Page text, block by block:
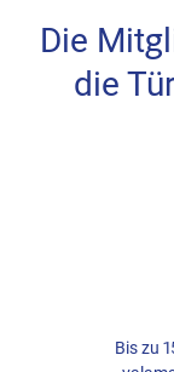
Die
die
Bis zu